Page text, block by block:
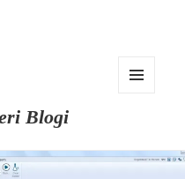
Blogi